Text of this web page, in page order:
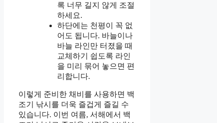
록 너무 길지 않게 조절
하세요.
하단에는 천평이 꼭 없
어도 됩니다. 바늘이나
바늘 라인만 터졌을 때
교체하기 쉽도록 라인
을 미리 묶어 놓으면 편
리합니다.
이렇게 준비한 채비를 사용하면 백
조기 낚시를 더욱 즐겁게 즐길 수
있습니다. 이번 여름, 서해에서 백